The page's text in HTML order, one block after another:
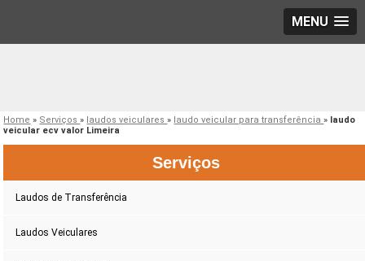
MENU
Home » Serviços» laudos veiculares» laudo veicular para transferência» laudo
veicular ecv valor Limeira
Serviços
Laudos de Transferência
Laudos Veiculares